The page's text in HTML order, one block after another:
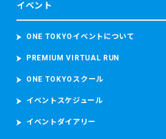
イベント
ONE TOKYOイベントについて
PREMIUM VIRTUAL RUN
ONE TOKYOスクール
イベントスケジュール
イベントダイアリー